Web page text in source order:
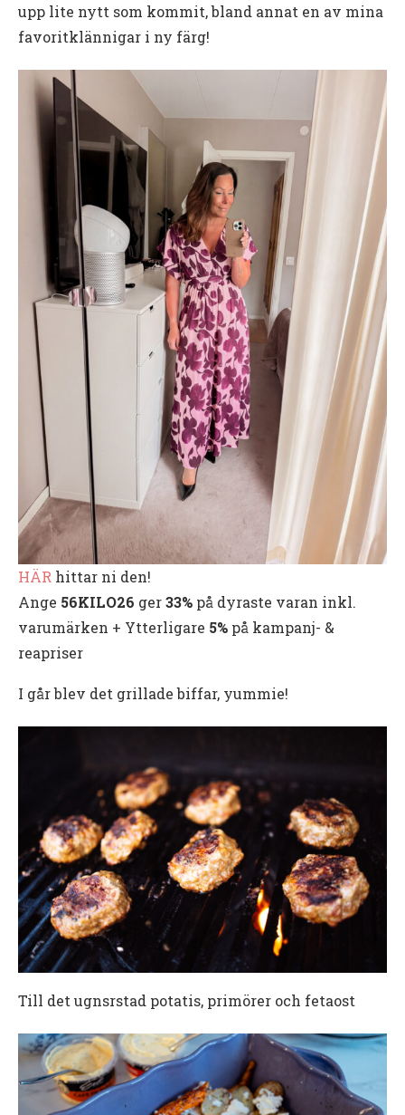
upp lite nytt som kommit, bland annat en av mina
favoritklännigar i ny färg!
HÄR hittar ni den!
Ange 56KILO26 ger33% på dyraste varan inkl.
varumärken + Ytterligare 5% på kampanj- &
reapriser
I går blev det grillade biffar, yummie!
Till det ugnsrstad potatis, primörer och fetaost